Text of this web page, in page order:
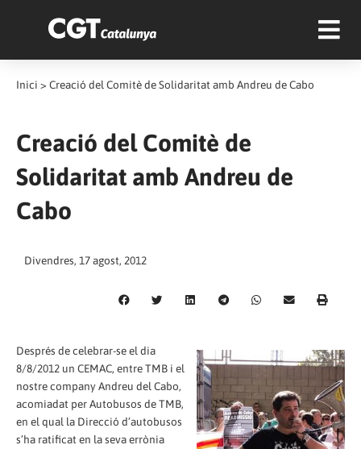
Inici > Creació del Comitè de Solidaritat amb Andreu de Cabo
Creació del Comitè de
Solidaritat amb Andreu de
Cabo
Divendres, 17 agost, 2012
Després de celebrar-se el dia
8/8/2012 un CEMAC, entre TMB i el
nostre company Andreu del Cabo,
acomiadat per Autobusos de TMB,
en el qual la Direcció d’autobusos
s’ha ratificat en la seva errònia